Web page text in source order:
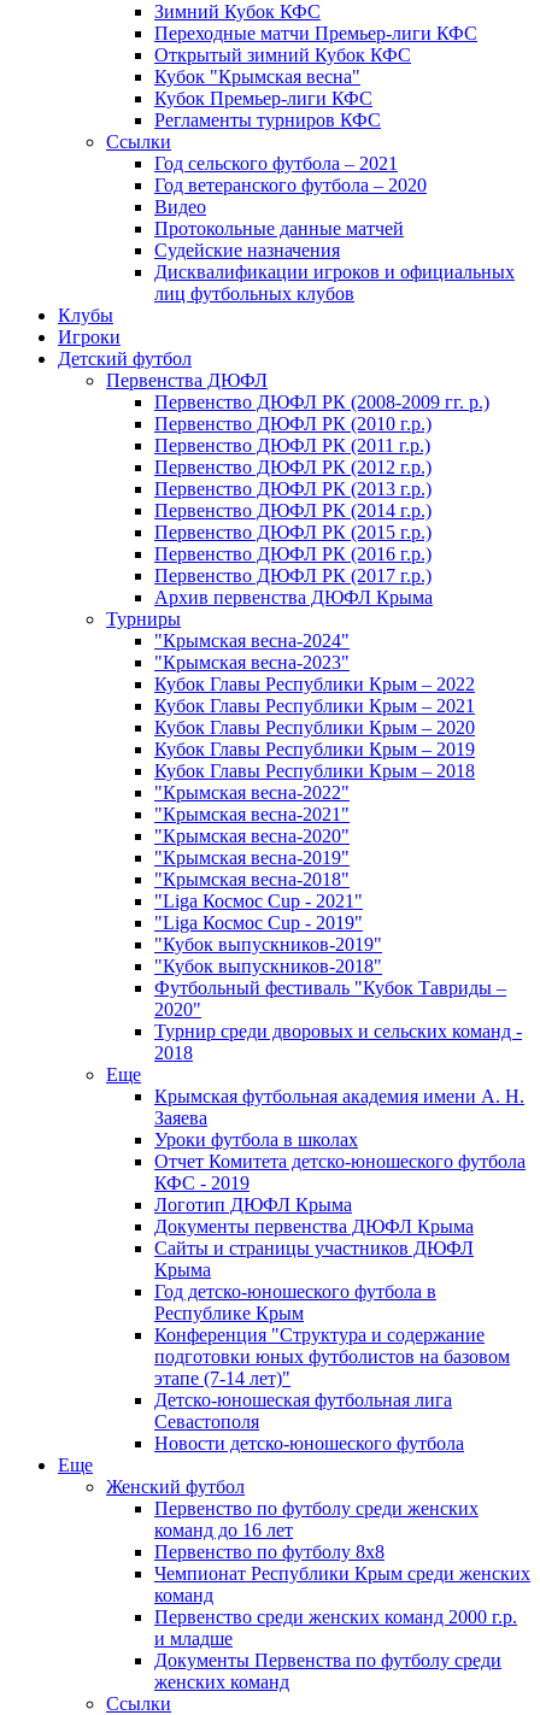
Зимний Кубок КФС
Переходные матчи Премьер-лиги КФС
Открытый зимний Кубок КФС
Кубок "Крымская весна"
Кубок Премьер-лиги КФС
Регламенты турниров КФС
Ссылки
Год сельского футбола – 2021
Год ветеранского футбола – 2020
Видео
Протокольные данные матчей
Судейские назначения
Дисквалификации игроков и официальных
лиц футбольных клубов
Клубы
Игроки
Детский футбол
Первенства ДЮФЛ
Первенство ДЮФЛ РК (2008-2009 гг. р.)
Первенство ДЮФЛ РК (2010 г.р.)
Первенство ДЮФЛ РК (2011 г.р.)
Первенство ДЮФЛ РК (2012 г.р.)
Первенство ДЮФЛ РК (2013 г.р.)
Первенство ДЮФЛ РК (2014 г.р.)
Первенство ДЮФЛ РК (2015 г.р.)
Первенство ДЮФЛ РК (2016 г.р.)
Первенство ДЮФЛ РК (2017 г.р.)
Архив первенства ДЮФЛ Крыма
Турниры
"Крымская весна-2024"
"Крымская весна-2023"
Кубок Главы Республики Крым – 2022
Кубок Главы Республики Крым – 2021
Кубок Главы Республики Крым – 2020
Кубок Главы Республики Крым – 2019
Кубок Главы Республики Крым – 2018
"Крымская весна-2022"
"Крымская весна-2021"
"Крымская весна-2020"
"Крымская весна-2019"
"Крымская весна-2018"
"Liga Космос Cup - 2021"
"Liga Космос Cup - 2019"
"Кубок выпускников-2019"
"Кубок выпускников-2018"
Футбольный фестиваль "Кубок Тавриды –
2020"
Турнир среди дворовых и сельских команд -
2018
Еще
Крымская футбольная академия имени А. Н.
Заяева
Уроки футбола в школах
Отчет Комитета детско-юношеского футбола
КФС - 2019
Логотип ДЮФЛ Крыма
Документы первенства ДЮФЛ Крыма
Сайты и страницы участников ДЮФЛ
Крыма
Год детско-юношеского футбола в
Республике Крым
Конференция "Структура и содержание
подготовки юных футболистов на базовом
этапе (7-14 лет)"
Детско-юношеская футбольная лига
Севастополя
Новости детско-юношеского футбола
Еще
Женский футбол
Первенство по футболу среди женских
команд до 16 лет
Первенство по футболу 8х8
Чемпионат Республики Крым среди женских
команд
Первенство среди женских команд 2000 г.р.
и младше
Документы Первенства по футболу среди
женских команд
Ссылки